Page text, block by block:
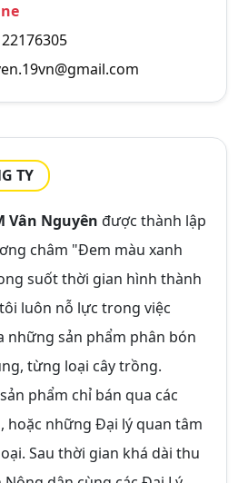
TY
Vân Nguyên được thành lập
châm "Đem màu xanh
suốt thời gian hình thành
luôn nỗ lực trong việc
những sản phẩm phân bón
từng loại cây trồng.
phẩm chỉ bán qua các
hoặc những Đại lý quan tâm
Sau thời gian khá dài thu